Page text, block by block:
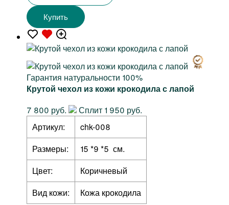
Купить
Гарантия натуральности 100%
Крутой чехол из кожи крокодила с лапой
7 800 руб.
Сплит 1 950 руб.
Артикул:
chk-008
Размеры:
15 *9 *5 см.
Цвет:
Коричневый
Вид кожи:
Кожа крокодила